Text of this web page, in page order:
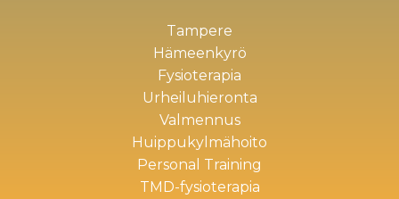
Tampere
Hämeenkyrö
Fysioterapia
Urheiluhieronta
Valmennus
Huippukylmähoito
Personal Training
TMD-fysioterapia